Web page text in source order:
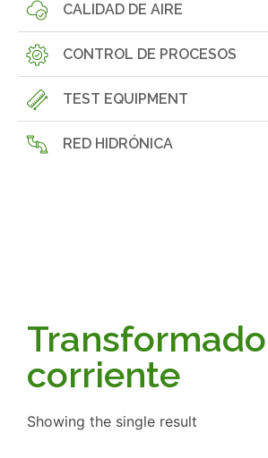
CALIDAD DE AIRE
CONTROL DE PROCESOS
TEST EQUIPMENT
RED HIDRÓNICA
corriente
Showing the single result